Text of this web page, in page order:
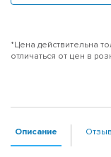
*Цена действительна
отличаться от цен в
Описание